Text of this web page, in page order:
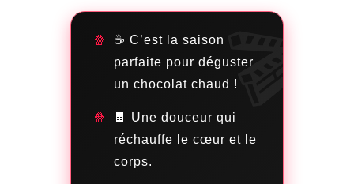
☕ C’est la saison
parfaite pour déguster
un chocolat chaud !
🍫 Une douceur qui
réchauffe le cœur et le
corps.